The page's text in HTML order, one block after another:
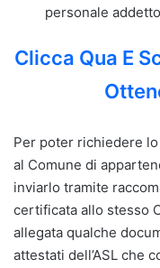
personale
Clicca Qua E
Per poter richiedere
al Comune di
inviarlo tramite
certificata allo stesso
allegata qualche
attestati dell’ASL che